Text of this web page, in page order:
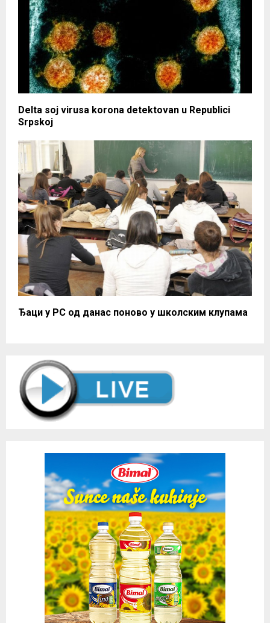
Delta soj virusa korona detektovan u Republici
Srpskoj
Ђаци у РС од данас поново у школским клупама